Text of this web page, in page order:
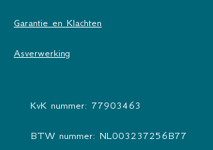
Garantie en Klachten
Asverwerking
KvK nummer: 77903463
BTW nummer: NL003237256B77